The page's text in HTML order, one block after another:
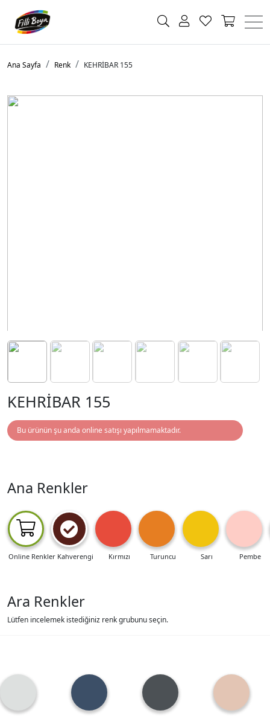
Ana Sayfa Renk KEHRİBAR 155
KEHRİBAR 155
Bu ürünün şu anda online satışı yapılmamaktadır.
Ana Renkler
Online Renkler Kahverengi Kırmızı Turuncu Sarı Pembe
Ara Renkler
Lütfen incelemek istediğiniz renk grubunu seçin.